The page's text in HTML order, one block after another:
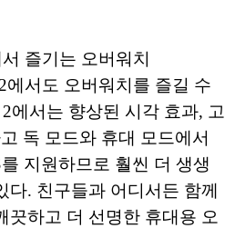
즐기는 오버워치
에서도 오버워치를 즐길 수
에서는 향상된 시각 효과, 고
독 모드와 휴대 모드에서
지원하므로 훨씬 더 생생
다. 친구들과 어디서든 함께
끗하고 더 선명한 휴대용 오